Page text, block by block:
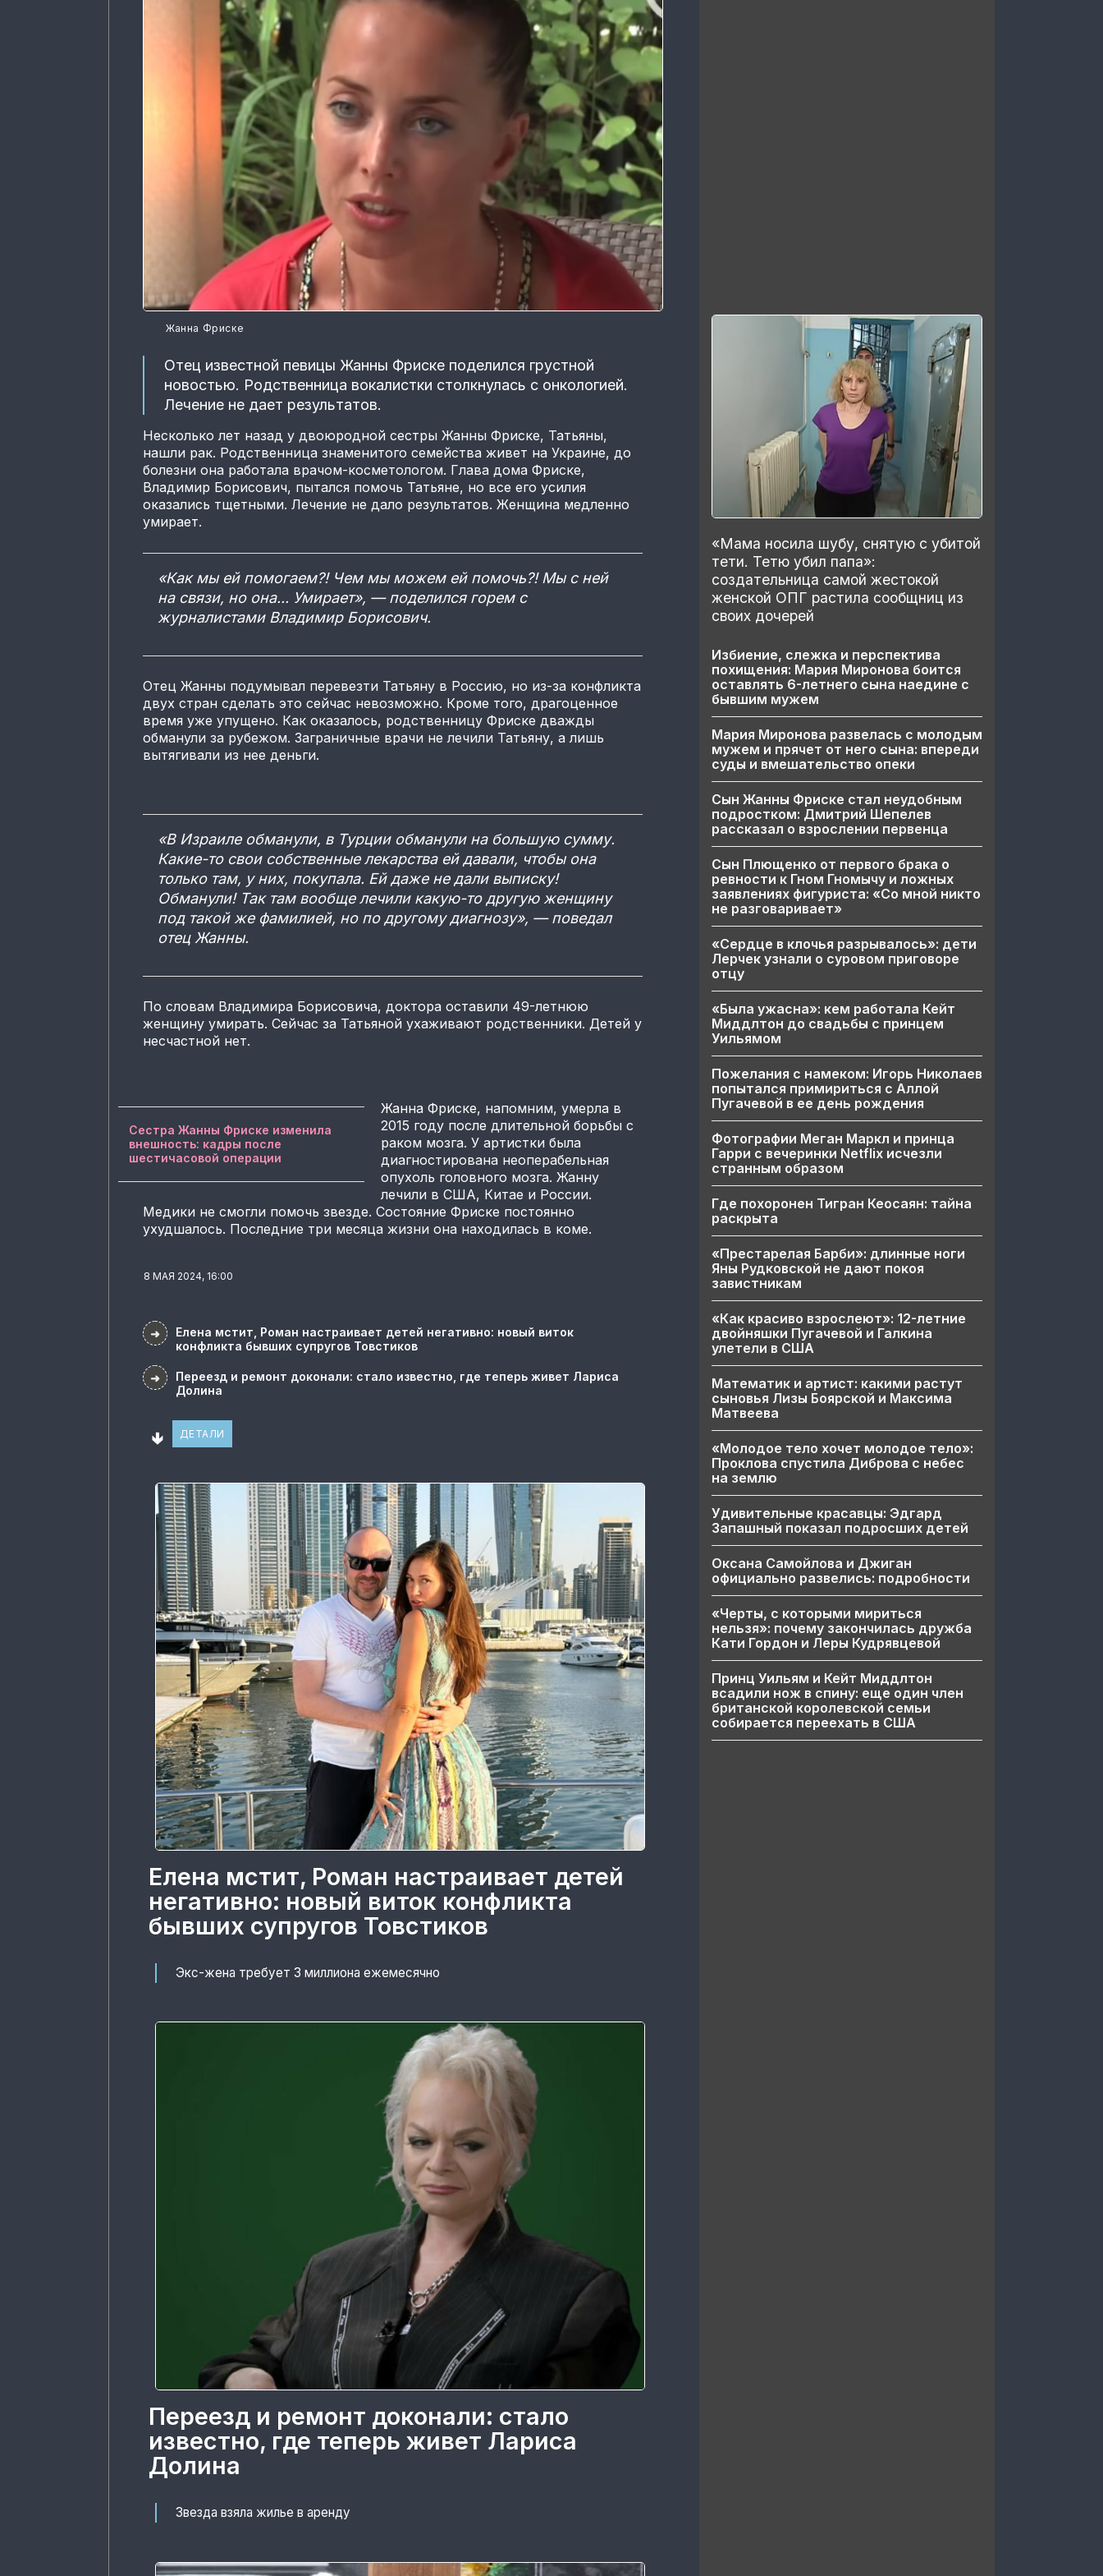
Жанна Фриске
Отец известной певицы Жанны Фриске поделился грустной
новостью. Родственница вокалистки столкнулась с онкологией.
Лечение не дает результатов.
Несколько лет назад у двоюродной сестры Жанны Фриске, Татьяны,
нашли рак. Родственница знаменитого семейства живет на Украине, до
болезни она работала врачом-косметологом. Глава дома Фриске,
Владимир Борисович, пытался помочь Татьяне, но все его усилия
оказались тщетными. Лечение не дало результатов. Женщина медленно
умирает.
«Как мы ей помогаем?! Чем мы можем ей помочь?! Мы с ней
на связи, но она... Умирает», — поделился горем с
журналистами Владимир Борисович.
Отец Жанны подумывал перевезти Татьяну в Россию, но из-за конфликта
двух стран сделать это сейчас невозможно. Кроме того, драгоценное
время уже упущено. Как оказалось, родственницу Фриске дважды
обманули за рубежом. Заграничные врачи не лечили Татьяну, а лишь
вытягивали из нее деньги.
«В Израиле обманули, в Турции обманули на большую сумму.
Какие-то свои собственные лекарства ей давали, чтобы она
только там, у них, покупала. Ей даже не дали выписку!
Обманули! Так там вообще лечили какую-то другую женщину
под такой же фамилией, но по другому диагнозу», — поведал
отец Жанны.
По словам Владимира Борисовича, доктора оставили 49-летнюю
женщину умирать. Сейчас за Татьяной ухаживают родственники. Детей у
несчастной нет.
Сестра Жанны Фриске изменила
внешность: кадры после
шестичасовой операции
Жанна Фриске, напомним, умерла в
2015 году после длительной борьбы с
раком мозга. У артистки была
диагностирована неоперабельная
опухоль головного мозга. Жанну
лечили в США, Китае и России.
Медики не смогли помочь звезде. Состояние Фриске постоянно
ухудшалось. Последние три месяца жизни она находилась в коме.
8 МАЯ 2024, 16:00
➜
Елена мстит, Роман настраивает детей негативно: новый виток
конфликта бывших супругов Товстиков
➜
Переезд и ремонт доконали: стало известно, где теперь живет Лариса
Долина
🢃 ДЕТАЛИ
Елена мстит, Роман настраивает детей
негативно: новый виток конфликта
бывших супругов Товстиков
Экс-жена требует 3 миллиона ежемесячно
Переезд и ремонт доконали: стало
известно, где теперь живет Лариса
Долина
Звезда взяла жилье в аренду
«Мама носила шубу, снятую с убитой
тети. Тетю убил папа»:
создательница самой жестокой
женской ОПГ растила сообщниц из
своих дочерей
Избиение, слежка и перспектива
похищения: Мария Миронова боится
оставлять 6-летнего сына наедине с
бывшим мужем
Мария Миронова развелась с молодым
мужем и прячет от него сына: впереди
суды и вмешательство опеки
Сын Жанны Фриске стал неудобным
подростком: Дмитрий Шепелев
рассказал о взрослении первенца
Сын Плющенко от первого брака о
ревности к Гном Гномычу и ложных
заявлениях фигуриста: «Со мной никто
не разговаривает»
«Сердце в клочья разрывалось»: дети
Лерчек узнали о суровом приговоре
отцу
«Была ужасна»: кем работала Кейт
Миддлтон до свадьбы с принцем
Уильямом
Пожелания с намеком: Игорь Николаев
попытался примириться с Аллой
Пугачевой в ее день рождения
Фотографии Меган Маркл и принца
Гарри с вечеринки Netflix исчезли
странным образом
Где похоронен Тигран Кеосаян: тайна
раскрыта
«Престарелая Барби»: длинные ноги
Яны Рудковской не дают покоя
завистникам
«Как красиво взрослеют»: 12-летние
двойняшки Пугачевой и Галкина
улетели в США
Математик и артист: какими растут
сыновья Лизы Боярской и Максима
Матвеева
«Молодое тело хочет молодое тело»:
Проклова спустила Диброва с небес
на землю
Удивительные красавцы: Эдгард
Запашный показал подросших детей
Оксана Самойлова и Джиган
официально развелись: подробности
«Черты, с которыми мириться
нельзя»: почему закончилась дружба
Кати Гордон и Леры Кудрявцевой
Принц Уильям и Кейт Миддлтон
всадили нож в спину: еще один член
британской королевской семьи
собирается переехать в США